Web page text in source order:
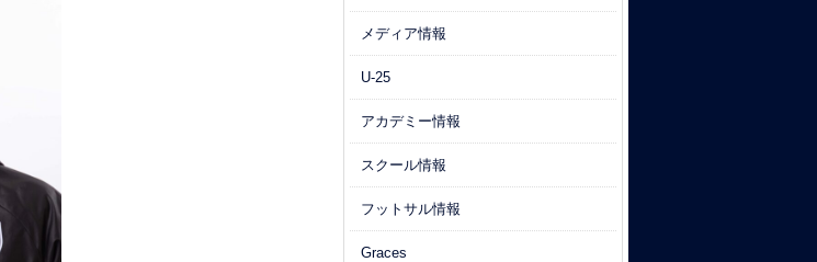
メディア情報
U-25
アカデミー情報
スクール情報
フットサル情報
Graces